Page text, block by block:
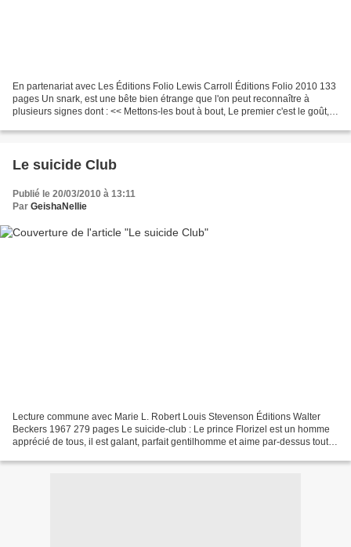
En partenariat avec Les Éditions Folio Lewis Carroll Éditions Folio 2010 133
pages Un snark, est une bête bien étrange que l'on peut reconnaître à
plusieurs signes dont : << Mettons-les bout à bout, Le premier c'est le goût,
Le suicide Club
Publié le 20/03/2010 à 13:11
Par GeishaNellie
Lecture commune avec Marie L. Robert Louis Stevenson Éditions Walter
Beckers 1967 279 pages Le suicide-club : Le prince Florizel est un homme
apprécié de tous, il est galant, parfait gentilhomme et aime par-dessus tout